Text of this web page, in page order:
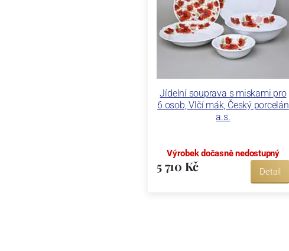
Jídelní souprava s miskami pro
6 osob, Vlčí mák, Český porcelán
a.s.
Výrobek dočasně nedostupný
5 710 Kč Detail